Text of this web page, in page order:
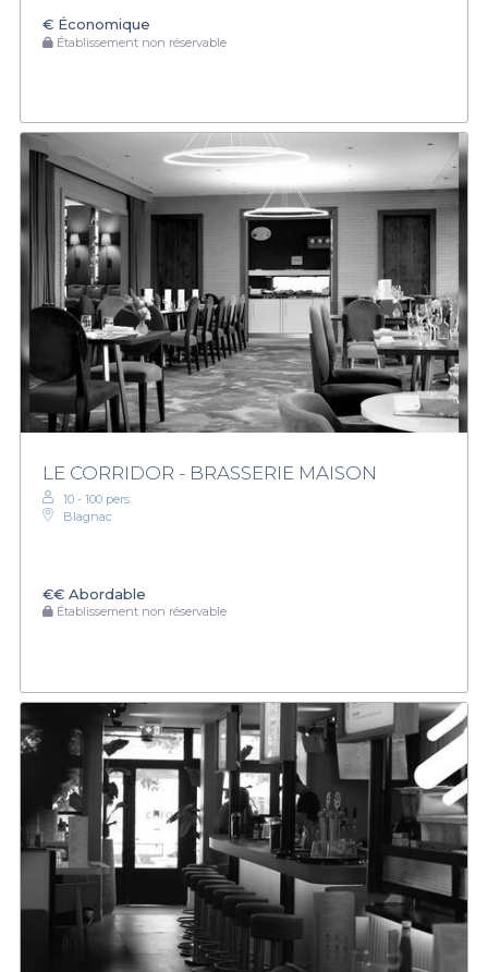
€ Économique
Établissement non réservable
LE CORRIDOR - BRASSERIE MAISON
10 - 100 pers.
Blagnac
€€ Abordable
Établissement non réservable